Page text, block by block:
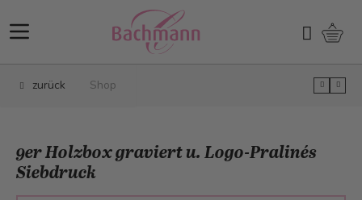
Suchen
zurück Shop
9er Holzbox graviert u. Logo-Pralinés
Siebdruck